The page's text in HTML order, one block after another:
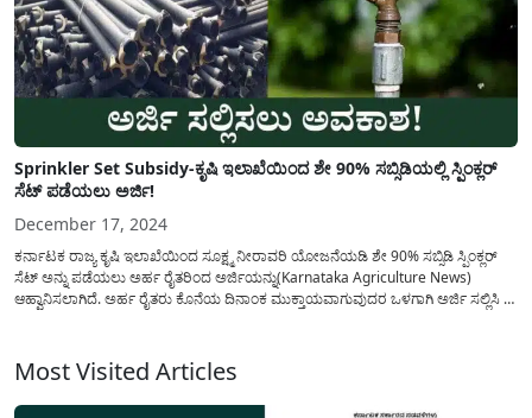
Sprinkler Set Subsidy-ಕೃಷಿ ಇಲಾಖೆಯಿಂದ ಶೇ 90% ಸಬ್ಸಿಡಿಯಲ್ಲಿ ಸ್ಪಿಂಕ್ಲರ್
ಸೆಟ್ ಪಡೆಯಲು ಅರ್ಜಿ!
December 17, 2024
ಕರ್ನಾಟಕ ರಾಜ್ಯ ಕೃಷಿ ಇಲಾಖೆಯಿಂದ ಸೂಕ್ಷ್ಮ ನೀರಾವರಿ ಯೋಜನೆಯಡಿ ಶೇ 90% ಸಬ್ಸಿಡಿ ಸ್ಪಿಂಕ್ಲರ್
ಸೆಟ್ ಅನ್ನು ಪಡೆಯಲು ಅರ್ಹ ರೈತರಿಂದ ಅರ್ಜಿಯನ್ನು(Karnataka Agriculture News)
ಆಹ್ವಾನಿಸಲಾಗಿದೆ. ಅರ್ಹ ರೈತರು ಕೊನೆಯ ದಿನಾಂಕ ಮುಕ್ತಾಯವಾಗುವುದರ ಒಳಗಾಗಿ ಅರ್ಜಿ ಸಲ್ಲಿಸಿ ಈ
Most Visited Articles